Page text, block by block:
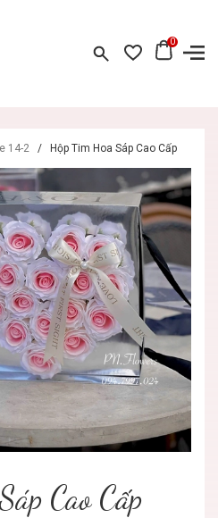
0
14-2 / Hộp Tim Hoa Sáp Cao Cấp
Cao Cấp